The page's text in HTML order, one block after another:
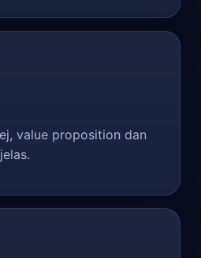
value proposition dan